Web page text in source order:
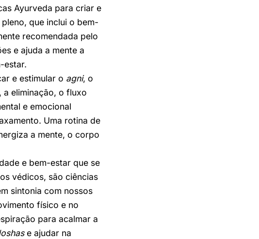
Ayurveda para criar e
que inclui o bem-
recomendada pelo
e ajuda a mente a
estar.
e estimular o agni, o
eliminação, o fluxo
e emocional
Uma rotina de
a mente, o corpo
e bem-estar que se
védicos, são ciências
sintonia com nossos
físico e no
para acalmar a
e ajudar na